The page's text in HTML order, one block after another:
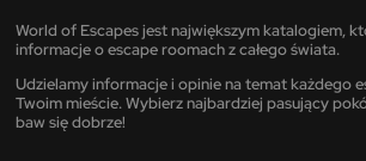
World of Escapes jest największym katalogiem,
informacje o escape roomach z całego świata.
Udzielamy informacje i opinie na temat każdego
Twoim mieście. Wybierz najbardziej pasujący
baw się dobrze!